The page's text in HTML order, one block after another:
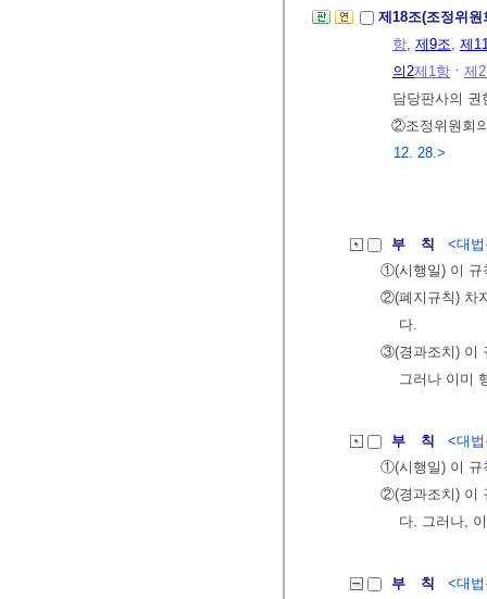
제18조(조정위
항 제9조 제
의2제1항 ㆍ 제
담당판사의
②조정위원회
12. 28.>
부 칙
<대
①(시행일) 이 규
②(폐지규칙) 차
다.
③(경과조치) 이
그러나 이미
부 칙
<대
①(시행일) 이 규
②(경과조치) 이
다. 그러나,
부 칙
<대